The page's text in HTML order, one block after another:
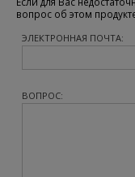
вопрос об этом
ЭЛЕКТРОННАЯ ПОЧТА:
ВОПРОС: